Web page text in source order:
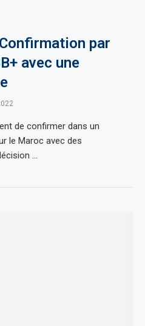
par
avec une
de confirmer dans un
le Maroc avec des
…